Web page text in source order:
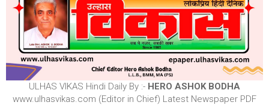
ULHAS VIKAS Hindi Daily By :- HERO ASHOK BODHA
www.ulhasvikas.com (Editor in Chief) Latest Newspaper PDF